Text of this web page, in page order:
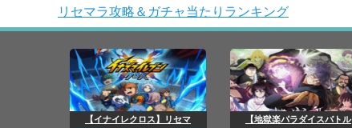
リセマラ攻略＆ガチャ当たりランキング
【イナイレクロス】リセマ 【地獄楽パラダイスバトル